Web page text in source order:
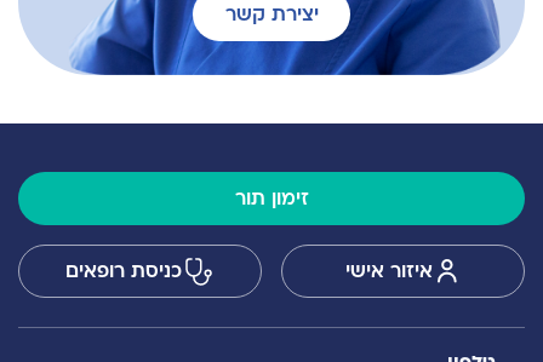
יצירת קשר
זימון תור
איזור אישי כניסת רופאים